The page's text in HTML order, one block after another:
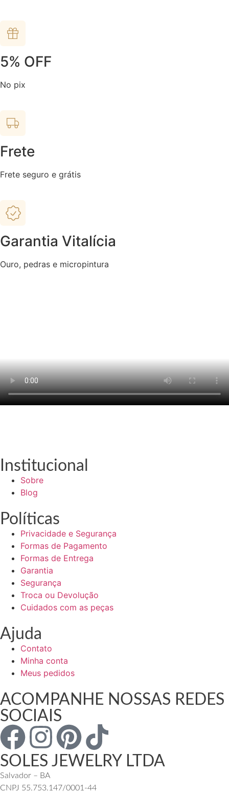
5% OFF
No pix
Frete
Frete seguro e grátis
Garantia Vitalícia
Ouro, pedras e micropintura
Institucional
Sobre
Blog
Políticas
Privacidade e Segurança
Formas de Pagamento
Formas de Entrega
Garantia
Segurança
Troca ou Devolução
Cuidados com as peças
Ajuda
Contato
Minha conta
Meus pedidos
ACOMPANHE NOSSAS REDES
SOCIAIS
SOLES JEWELRY LTDA
Salvador – BA
CNPJ 55.753.147/0001-44